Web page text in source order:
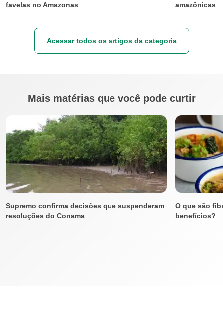
favelas no Amazonas
amazônicas
Acessar todos os artigos da categoria
Mais matérias que você pode curtir
Supremo confirma decisões que suspenderam
resoluções do Conama
O que são
benefícios?